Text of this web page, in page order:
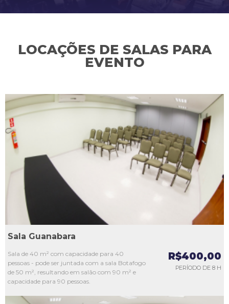
LOCAÇÕES DE SALAS PARA
EVENTO
L4
L5
Sala Guanabara
Sala de 40 m² com capacidade para 40
pessoas - pode ser juntada com a sala Botafogo
de 50 m², resultando em salão com 90 m² e
capacidade para 90 pessoas.
R$400,00
PERÍODO DE 8 H